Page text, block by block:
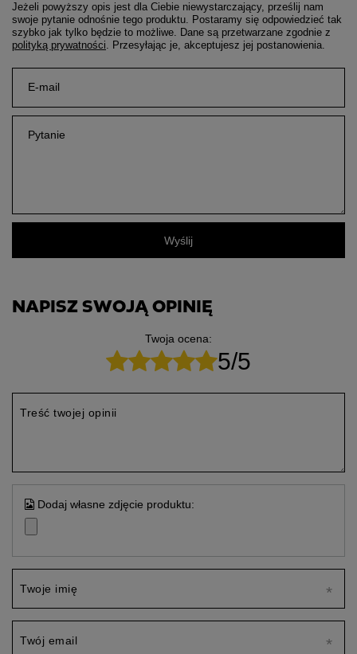
Jeżeli powyższy opis jest dla Ciebie niewystarczający, prześlij nam
swoje pytanie odnośnie tego produktu. Postaramy się odpowiedzieć tak
szybko jak tylko będzie to możliwe. Dane są przetwarzane zgodnie z
polityką prywatności. Przesyłając je, akceptujesz jej postanowienia.
E-mail
Pytanie
Wyślij
NAPISZ SWOJĄ OPINIĘ
Twoja ocena:
5/5
Treść twojej opinii
Dodaj własne zdjęcie produktu:
Twoje imię
Twój email